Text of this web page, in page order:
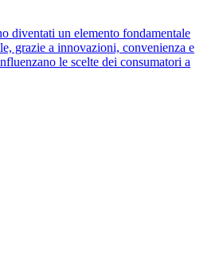
diventati un elemento fondamentale
grazie a innovazioni, convenienza e
le scelte dei consumatori a